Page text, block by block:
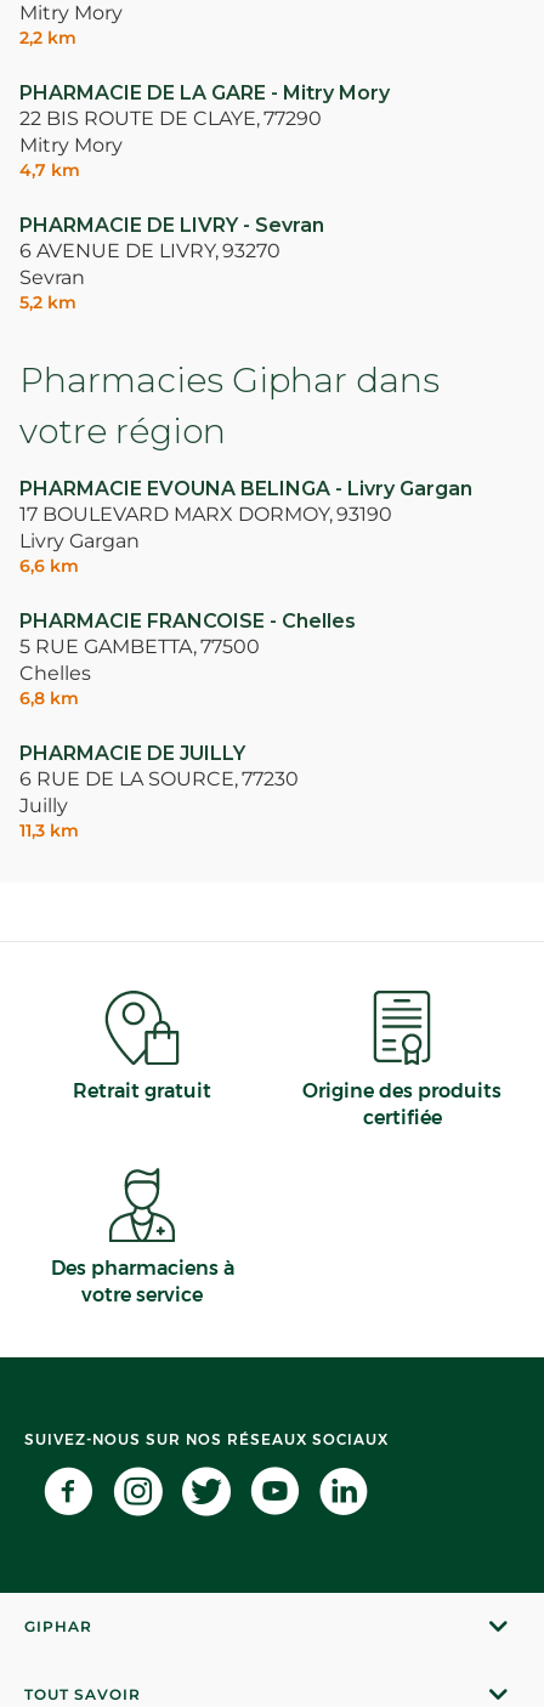
Mitry Mory
2,2 km
PHARMACIE DE LA GARE - Mitry Mory
22 BIS ROUTE DE CLAYE,77290
Mitry Mory
4,7 km
PHARMACIE DE LIVRY - Sevran
6 AVENUE DE LIVRY,93270
Sevran
5,2 km
Pharmacies Giphar dans
votre région
PHARMACIE EVOUNA BELINGA - Livry Gargan
17 BOULEVARD MARX DORMOY,93190
Livry Gargan
6,6 km
PHARMACIE FRANCOISE - Chelles
5 RUE GAMBETTA,77500
Chelles
6,8 km
PHARMACIE DE JUILLY
6 RUE DE LA SOURCE,77230
Juilly
11,3 km
Retrait gratuit
Origine des produits
certifiée
Des pharmaciens à
votre service
SUIVEZ-NOUS SUR NOS RÉSEAUX SOCIAUX
GIPHAR
TOUT SAVOIR